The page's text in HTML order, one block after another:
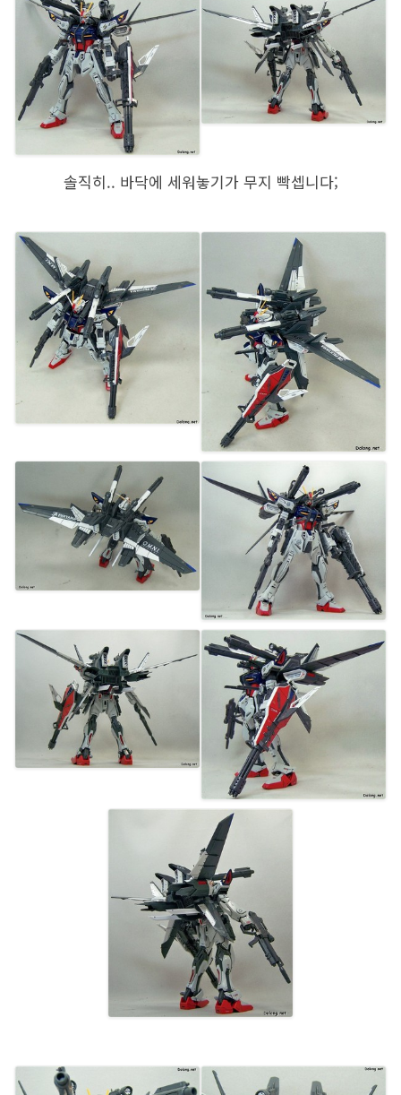
솔직히.. 바닥에 세워놓기가 무지 빡셉니다;